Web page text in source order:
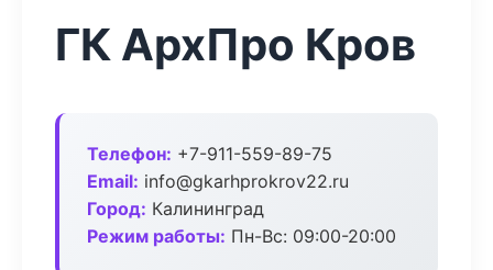
ГК АрхПро Кров
Телефон: +7-911-559-89-75
Email: info@gkarhprokrov22.ru
Город: Калининград
Режим работы: Пн-Вс: 09:00-20:00